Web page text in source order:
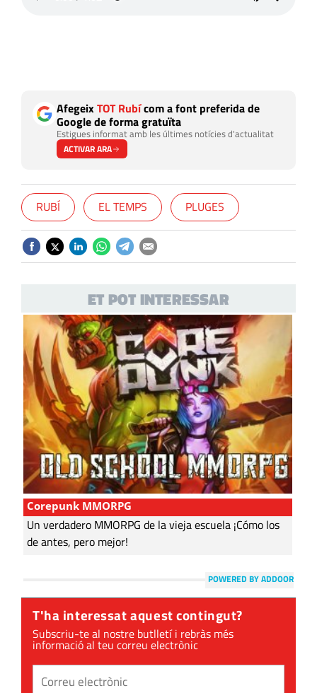
AfegeixTOT Rubícom a font preferida de
Google de forma gratuïta
Estigues informat amb les últimes notícies d'actualitat
ACTIVAR ARA
RUBÍ EL TEMPS PLUGES
ET POT INTERESSAR
Corepunk MMORPG
Un verdadero MMORPG de la vieja escuela ¡Cómo los
de antes, pero mejor!
POWERED BY ADDOOR
T'ha interessat aquest contingut?
Subscriu-te al nostre butlletí i rebràs més
informació al teu correu electrònic